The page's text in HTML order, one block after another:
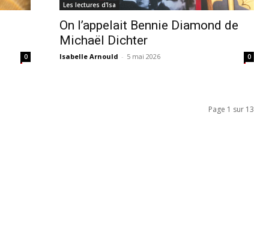
0
Les lectures d'Isa
On l’appelait Bennie Diamond de
Michaël Dichter
Isabelle Arnould - 5 mai 2026 0
Page 1 sur 13